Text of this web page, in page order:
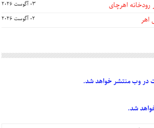
اهرچای 03 آگوست 2026
اهر 02 آگوست 2026
در وب منتشر خواهد شد.
شد.